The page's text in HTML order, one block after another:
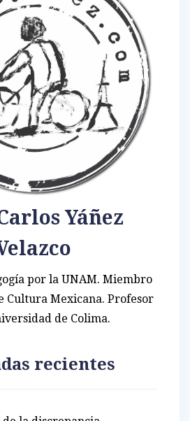
Yáñez
por la UNAM. Miembro
Cultura Mexicana. Profesor
de Colima.
recientes